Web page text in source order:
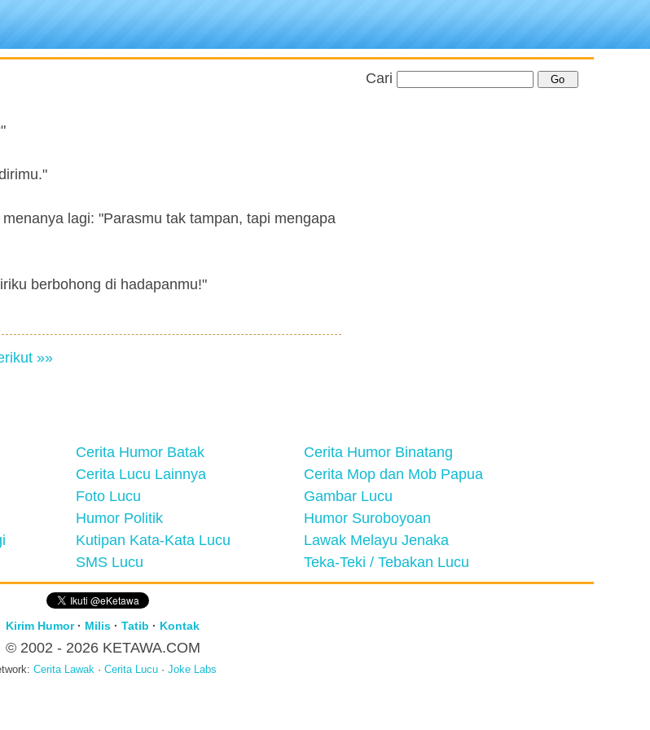
lagi: "Parasmu tak tampan, tapi mengapa
berbohong di hadapanmu!"
»»
Cari
Cerita Humor Batak
Cerita Humor Binatang
Cerita Lucu Lainnya
Cerita Mop dan Mob Papua
Foto Lucu
Gambar Lucu
Humor Politik
Humor Suroboyoan
Kutipan Kata-Kata Lucu
Lawak Melayu Jenaka
SMS Lucu Teka-Teki / Tebakan Lucu
Kirim Humor· Milis · Tatib · Kontak
© 2002 - 2026 KETAWA.COM
Cerita Lawak · Cerita Lucu · Joke Labs